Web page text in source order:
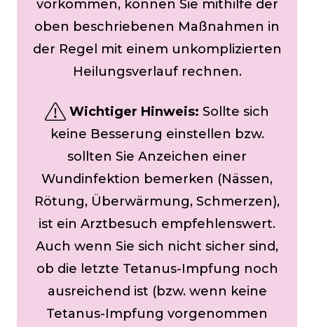
vorkommen, können Sie mithilfe der
oben beschriebenen Maßnahmen in
der Regel mit einem unkomplizierten
Heilungsverlauf rechnen.
Wichtiger Hinweis: Sollte sich
keine Besserung einstellen bzw.
sollten Sie Anzeichen einer
Wundinfektion bemerken (Nässen,
Rötung, Überwärmung, Schmerzen),
ist ein Arztbesuch empfehlenswert.
Auch wenn Sie sich nicht sicher sind,
ob die letzte Tetanus-Impfung noch
ausreichend ist (bzw. wenn keine
Tetanus-Impfung vorgenommen